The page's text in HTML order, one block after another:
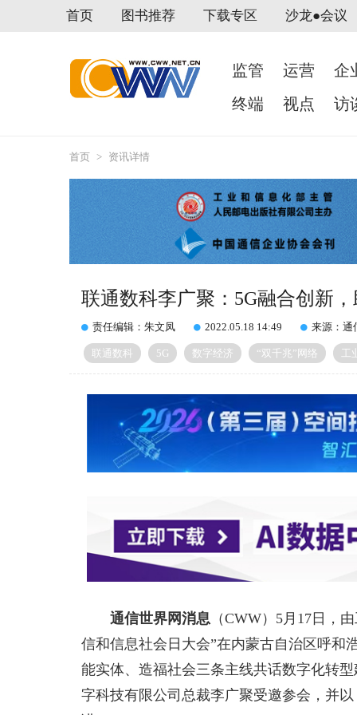
首页 图书推荐 下载专区 沙龙●会议
监管 运营
企
终端
视点 访
首页 > 资讯详情
联通数科李广聚：5G融合创新
责任编辑：朱文凤 2022.05.18 14:49 来源：通
联通数科 5G 数字经济 “双千兆”网络 工
通信世界网消息 （CWW） 5月17日，
信和信息社会日大会”在内蒙古自治区呼和
能实体、造福社会三条主线共话数字化转
字科技有限公司总裁李广聚受邀参会，并